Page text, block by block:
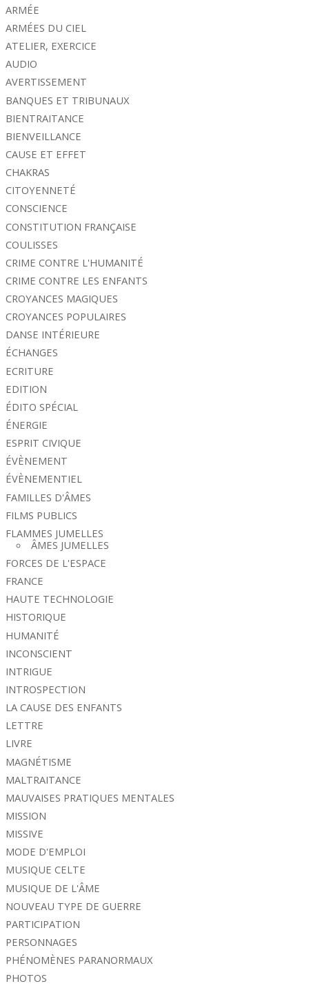
ARMÉE
ARMÉES DU CIEL
ATELIER, EXERCICE
AUDIO
AVERTISSEMENT
BANQUES ET TRIBUNAUX
BIENTRAITANCE
BIENVEILLANCE
CAUSE ET EFFET
CHAKRAS
CITOYENNETÉ
CONSCIENCE
CONSTITUTION FRANÇAISE
COULISSES
CRIME CONTRE L'HUMANITÉ
CRIME CONTRE LES ENFANTS
CROYANCES MAGIQUES
CROYANCES POPULAIRES
DANSE INTÉRIEURE
ÉCHANGES
ECRITURE
EDITION
ÉDITO SPÉCIAL
ÉNERGIE
ESPRIT CIVIQUE
ÉVÈNEMENT
ÉVÈNEMENTIEL
FAMILLES D'ÂMES
FILMS PUBLICS
FLAMMES JUMELLES
ÂMES JUMELLES
FORCES DE L'ESPACE
FRANCE
HAUTE TECHNOLOGIE
HISTORIQUE
HUMANITÉ
INCONSCIENT
INTRIGUE
INTROSPECTION
LA CAUSE DES ENFANTS
LETTRE
LIVRE
MAGNÉTISME
MALTRAITANCE
MAUVAISES PRATIQUES MENTALES
MISSION
MISSIVE
MODE D'EMPLOI
MUSIQUE CELTE
MUSIQUE DE L'ÂME
NOUVEAU TYPE DE GUERRE
PARTICIPATION
PERSONNAGES
PHÉNOMÈNES PARANORMAUX
PHOTOS